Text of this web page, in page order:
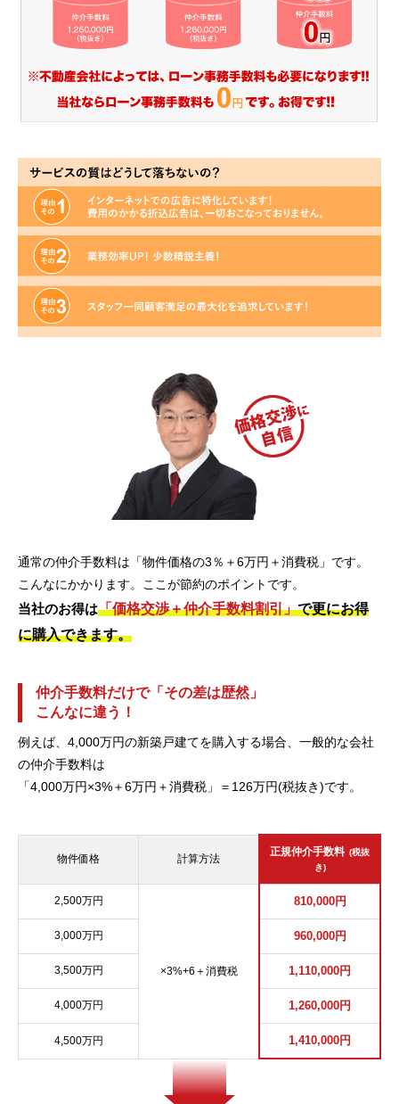
通常の仲介手数料は「物件価格の3％＋6万円＋消費税」です。
こんなにかかります。ここが節約のポイントです。
当社のお得は「価格交渉＋仲介手数料割引」で更にお得
に購入できます。
仲介手数料だけで「その差は歴然」
こんなに違う！
例えば、4,000万円の新築戸建てを購入する場合、一般的な会社
の仲介手数料は
「4,000万円×3%＋6万円＋消費税」＝126万円(税抜き)です。
物件価格 計算方法
正規仲介手数料 (税抜
き)
2,500万円
×3%+6＋消費税
810,000円
3,000万円 960,000円
3,500万円 1,110,000円
4,000万円 1,260,000円
4,500万円 1,410,000円